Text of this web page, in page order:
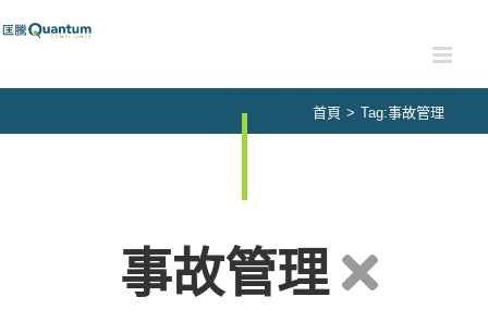
to
首頁 > Tag:事故管理
事故管理